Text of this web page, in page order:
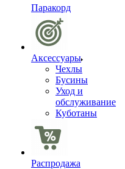
Паракорд
Аксессуары
Чехлы
Бусины
Уход и
обслуживание
Куботаны
Распродажа